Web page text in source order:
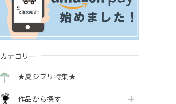
カテゴリー
★夏ジブリ特集★
作品から探す